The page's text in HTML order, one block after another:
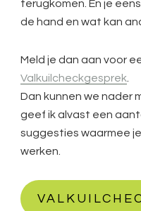
terugkomen. En je
de hand en wat kan
Meld je dan aan voor
Valkuilcheckgesprek
Dan kunnen we nader
geef ik alvast een
suggesties waarmee
werken.